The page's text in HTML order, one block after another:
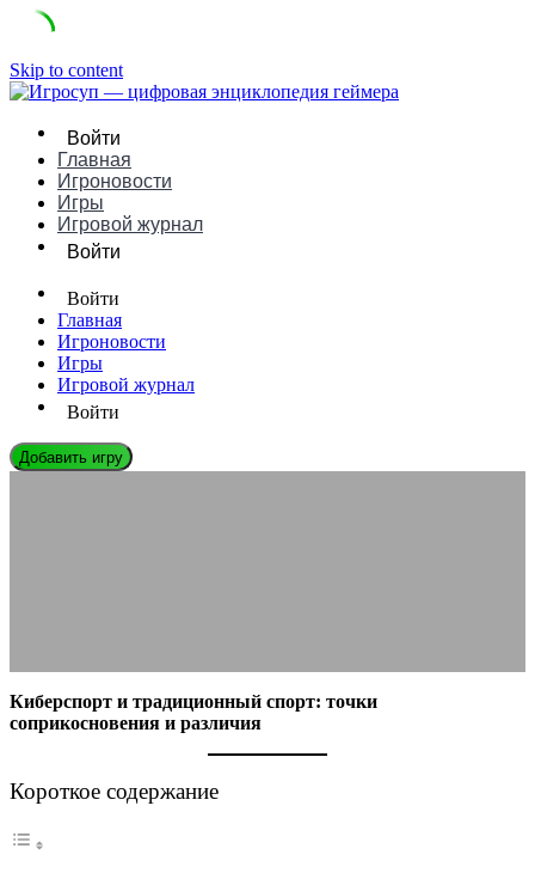
Skip to content
Войти
Главная
Игроновости
Игры
Игровой журнал
Войти
Войти
Главная
Игроновости
Игры
Игровой журнал
Войти
Добавить игру
Киберспорт и традиционный спорт: точки
соприкосновения и различия
Короткое содержание